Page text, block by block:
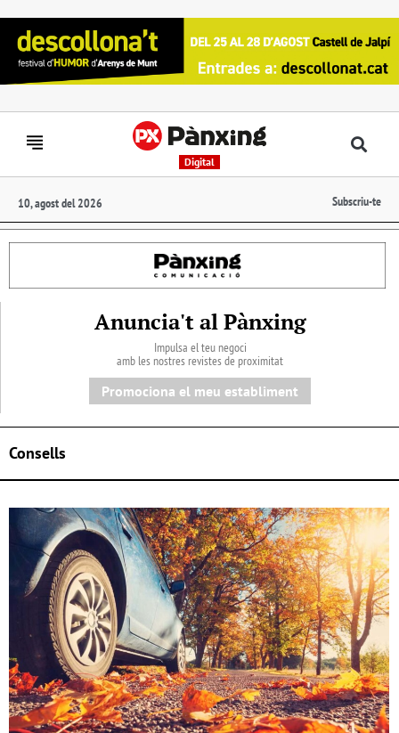
Digital
10, agost del 2026 Subscriu-te
Anuncia't al Pànxing
Impulsa el teu negoci
amb les nostres revistes de proximitat
Promociona el meu establiment
Consells